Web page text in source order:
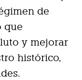
de
que
y mejorar
histórico,